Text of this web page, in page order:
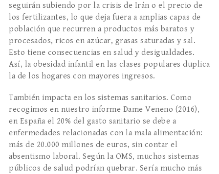
seguirán subiendo por la crisis de Irán o el precio de
los fertilizantes, lo que deja fuera a amplias capas de
población que recurren a productos más baratos y
procesados, ricos en azúcar, grasas saturadas y sal.
Esto tiene consecuencias en salud y desigualdades.
Así, la obesidad infantil en las clases populares duplica
la de los hogares con mayores ingresos.
También impacta en los sistemas sanitarios. Como
recogimos en nuestro informe Dame Veneno (2016),
en España el 20% del gasto sanitario se debe a
enfermedades relacionadas con la mala alimentación:
más de 20.000 millones de euros, sin contar el
absentismo laboral. Según la OMS, muchos sistemas
públicos de salud podrían quebrar. Sería mucho más